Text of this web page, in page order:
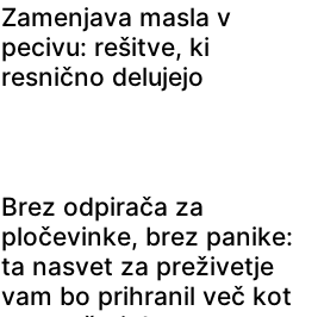
Zamenjava masla v
pecivu: rešitve, ki
resnično delujejo
Brez odpirača za
pločevinke, brez panike:
ta nasvet za preživetje
vam bo prihranil več kot